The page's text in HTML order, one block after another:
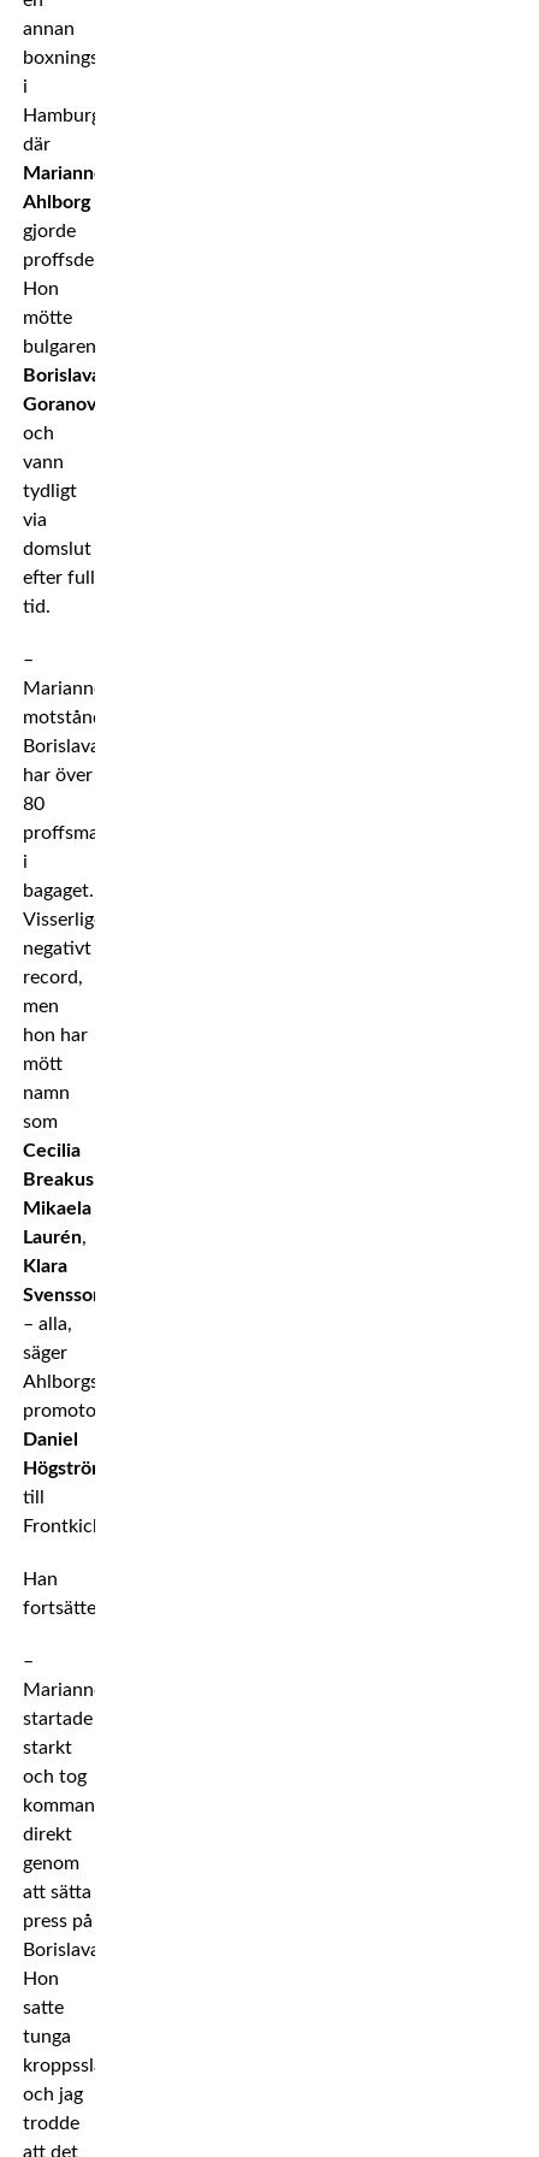
annan
boxningsgala
i
Hamburg,
där
Marianne
Ahlborg
gjorde
proffsdebut.
Hon
mötte
bulgaren
Borislava
Goranova
och
vann
tydligt
via
domslut
efter full
tid.
–
Mariannes
motståndare
Borislava
har över
80
proffsmatcher
i
bagaget.
Visserligen
negativt
record,
men
hon har
mött
namn
som
Cecilia
Breakus,
Mikaela
Laurén,
Klara
Svensson
– alla,
säger
Ahlborgs
promotor
Daniel
Högström
till
Frontkick.
Han
fortsätter:
–
Marianne
startade
starkt
och tog
kommandot
direkt
genom
att sätta
press på
Borislava.
Hon
satte
tunga
kroppsslag
och jag
trodde
att det